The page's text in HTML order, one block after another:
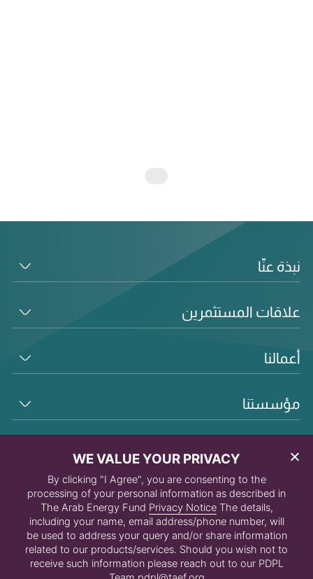
نبذة عنّا
علاقات المستثمرين
أعمالنا
مؤسستنا
© ٢٠٢٥ الصندوق العربي للطاقة
WE VALUE YOUR PRIVACY
By clicking "I Agree", you are consenting to the
processing of your personal information as described in
The Arab Energy Fund Privacy NoticeThe details,
including your name, email address/phone number, will
be used to address your query and/or share information
related to our products/services. Should you wish not to
receive such information please reach out to our PDPL